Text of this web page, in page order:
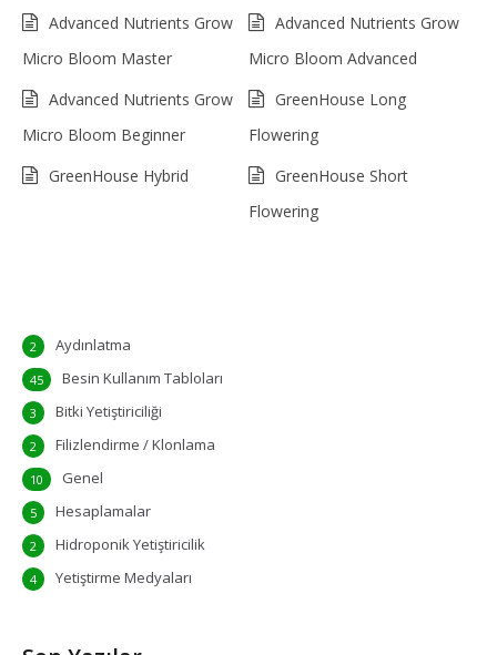
Advanced Nutrients Grow
Micro Bloom Master
Advanced Nutrients Grow
Micro Bloom Advanced
Advanced Nutrients Grow
Micro Bloom Beginner
GreenHouse Long
Flowering
GreenHouse Hybrid
GreenHouse Short
Flowering
Aydınlatma
2
Besin Kullanım Tabloları
45
Bitki Yetiştiriciliği
3
Filizlendirme / Klonlama
2
Genel
10
Hesaplamalar
5
Hidroponik Yetiştiricilik
2
Yetiştirme Medyaları
4